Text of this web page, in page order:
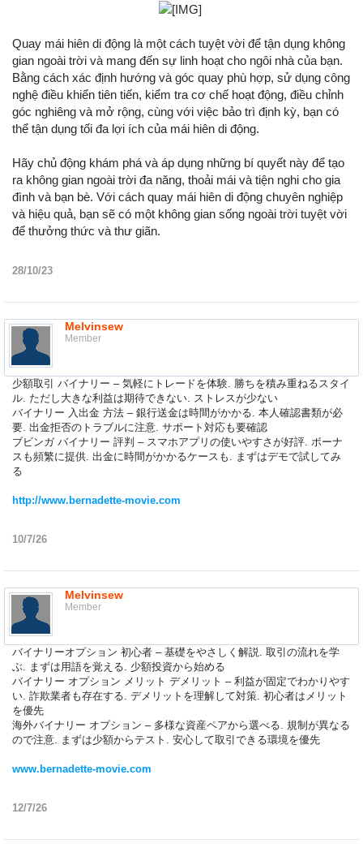
Quay mái hiên di động là một cách tuyệt vời để tận dụng không
gian ngoài trời và mang đến sự linh hoạt cho ngôi nhà của bạn.
Bằng cách xác định hướng và góc quay phù hợp, sử dụng công
nghệ điều khiển tiên tiến, kiểm tra cơ chế hoạt động, điều chỉnh
góc nghiêng và mở rộng, cùng với việc bảo trì định kỳ, bạn có
thể tận dụng tối đa lợi ích của mái hiên di động.
Hãy chủ động khám phá và áp dụng những bí quyết này để tạo
ra không gian ngoài trời đa năng, thoải mái và tiện nghi cho gia
đình và bạn bè. Với cách quay mái hiên di động chuyên nghiệp
và hiệu quả, bạn sẽ có một không gian sống ngoài trời tuyệt vời
để thưởng thức và thư giãn.
28/10/23
Melvinsew
Member
少額取引 バイナリー – 気軽にトレードを体験. 勝ちを積み重ねるスタイ
ル. ただし大きな利益は期待できない. ストレスが少ない
バイナリー 入出金 方法 – 銀行送金は時間がかかる. 本人確認書類が必
要. 出金拒否のトラブルに注意. サポート対応も要確認
ブビンガ バイナリー 評判 – スマホアプリの使いやすさが好評. ボーナ
スも頻繁に提供. 出金に時間がかかるケースも. まずはデモで試してみ
る
http://www.bernadette-movie.com
10/7/26
Melvinsew
Member
バイナリーオプション 初心者 – 基礎をやさしく解説. 取引の流れを学
ぶ. まずは用語を覚える. 少額投資から始める
バイナリー オプション メリット デメリット – 利益が固定でわかりやす
い. 詐欺業者も存在する. デメリットを理解して対策. 初心者はメリット
を優先
海外バイナリー オプション – 多様な資産ペアから選べる. 規制が異なる
ので注意. まずは少額からテスト. 安心して取引できる環境を優先
www.bernadette-movie.com
12/7/26